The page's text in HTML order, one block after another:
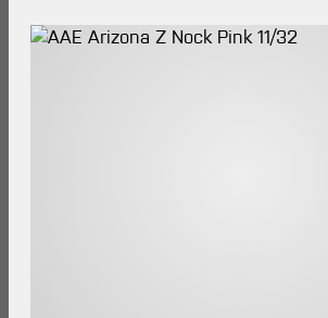
Bildergalerie überspringen